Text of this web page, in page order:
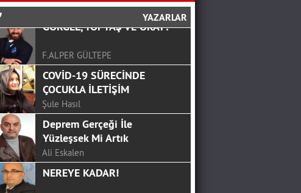
YAZARLAR
F.ALPER GÜLTEPE
COVİD-19 SÜRECİNDE
ÇOCUKLA İLETİŞİM
Şule Hasıl
Deprem Gerçeği İle
Yüzleşsek Mi Artık
Ali Eskalen